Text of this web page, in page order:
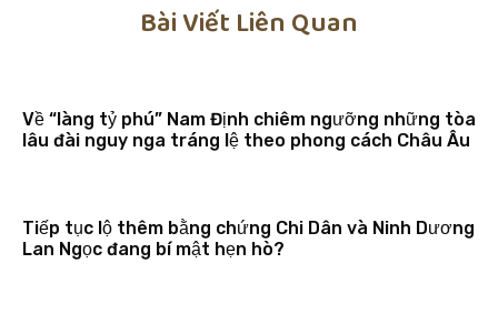
Bài Viết Liên Quan
Về “làng tỷ phú” Nam Định chiêm ngưỡng những tòa
lâu đài nguy nga tráng lệ theo phong cách Châu Âu
Tiếp tục lộ thêm bằng chứng Chi Dân và Ninh Dương
Lan Ngọc đang bí mật hẹn hò?